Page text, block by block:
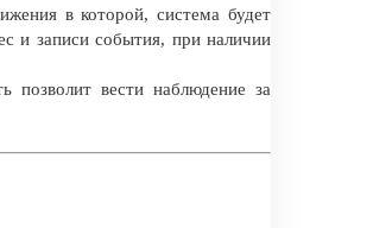
в которой, система будет
и записи события, при наличии
позволит вести наблюдение за